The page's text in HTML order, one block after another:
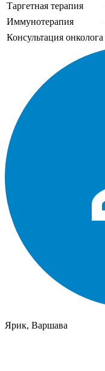
Таргетная терапия
Иммунотерапия
Консультация онколога
Ярик, Варшава